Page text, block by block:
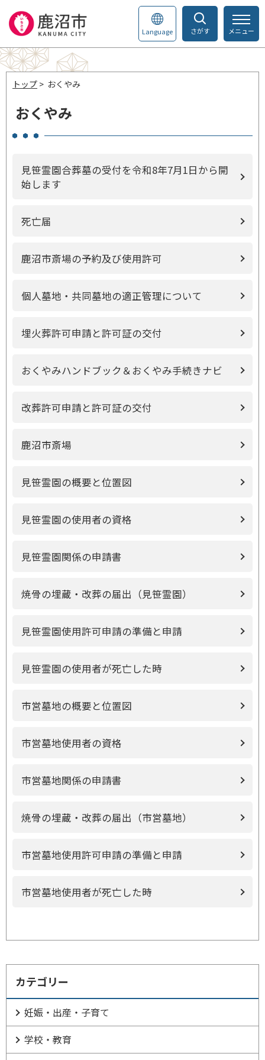
さがす
Language メニュー
トップ > おくやみ
おくやみ
見笹霊園合葬墓の受付を令和8年7月1日から開
始します
死亡届
鹿沼市斎場の予約及び使用許可
個人墓地・共同墓地の適正管理について
埋火葬許可申請と許可証の交付
おくやみハンドブック＆おくやみ手続きナビ
改葬許可申請と許可証の交付
鹿沼市斎場
見笹霊園の概要と位置図
見笹霊園の使用者の資格
見笹霊園関係の申請書
焼骨の埋蔵・改葬の届出（見笹霊園）
見笹霊園使用許可申請の準備と申請
見笹霊園の使用者が死亡した時
市営墓地の概要と位置図
市営墓地使用者の資格
市営墓地関係の申請書
焼骨の埋蔵・改葬の届出（市営墓地）
市営墓地使用許可申請の準備と申請
市営墓地使用者が死亡した時
カテゴリー
妊娠・出産・子育て
学校・教育